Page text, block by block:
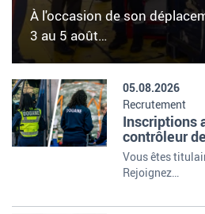
À l'occasion de son
3 au 5 août…
Vous êtes
Rejoignez…
Inscriptions
contrôleur
05.08.2026
Recrutement